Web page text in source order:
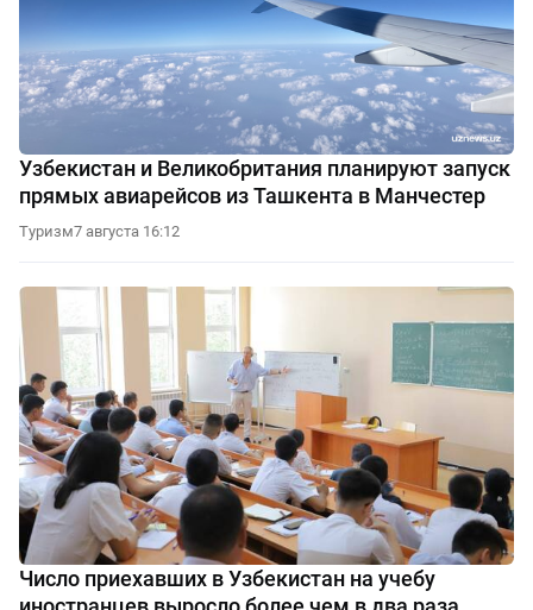
Узбекистан и Великобритания планируют запуск
прямых авиарейсов из Ташкента в Манчестер
Туризм7 августа 16:12
Число приехавших в Узбекистан на учебу